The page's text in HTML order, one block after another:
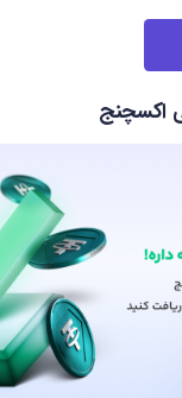
اکسچنج